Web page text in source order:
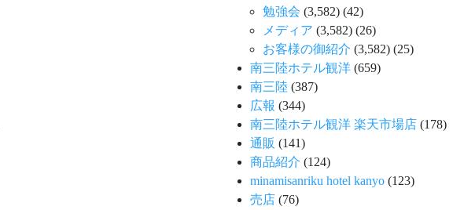
勉強会 (3,582) (42)
メディア (3,582) (26)
お客様の御紹介 (3,582) (25)
南三陸ホテル観洋 (659)
南三陸 (387)
広報 (344)
南三陸ホテル観洋 楽天市場店 (178)
通販 (141)
商品紹介 (124)
minamisanriku hotel kanyo (123)
売店 (76)